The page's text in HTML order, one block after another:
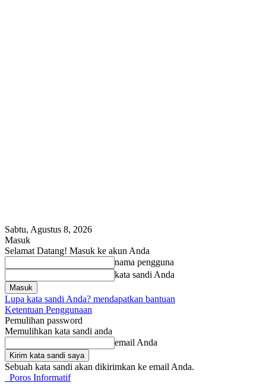
Sabtu, Agustus 8, 2026
Masuk
Selamat Datang! Masuk ke akun Anda
nama pengguna
kata sandi Anda
Lupa kata sandi Anda? mendapatkan bantuan
Ketentuan Penggunaan
Pemulihan password
Memulihkan kata sandi anda
email Anda
Sebuah kata sandi akan dikirimkan ke email Anda.
Poros Informatif